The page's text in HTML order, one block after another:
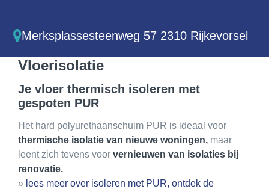
Excellfloor
Realisaties
Contact
Merksplassesteenweg 57 2310 Rijkevorsel
Vloerisolatie
Je vloer thermisch isoleren met
gespoten PUR
Het hard polyurethaanschuim PUR is ideaal voor
thermische isolatie van nieuwe woningen, maar
leent zich tevens voor vernieuwen van isolaties bij
renovatie.
» lees meer over isoleren met PUR, ontdek de